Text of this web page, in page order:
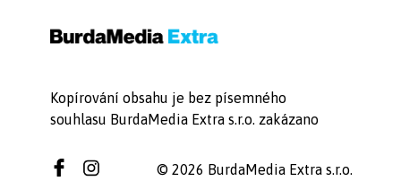
Kopírování obsahu je bez písemného
souhlasu BurdaMedia Extra s.r.o. zakázano
© 2026 BurdaMedia Extra s.r.o.